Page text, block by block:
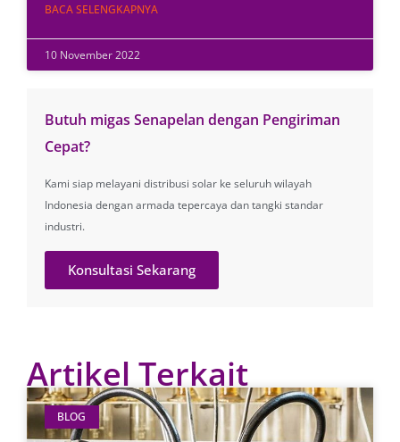
BACA SELENGKAPNYA
10 November 2022
Butuh migas Senapelan dengan Pengiriman
Cepat?
Kami siap melayani distribusi solar ke seluruh wilayah
Indonesia dengan armada tepercaya dan tangki standar
industri.
Konsultasi Sekarang
Artikel Terkait
BLOG